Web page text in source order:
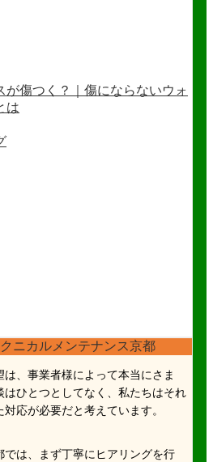
が傷つく？｜傷にならないウォ
は
ニカルメンテナンス京都
、事業者様によって本当にさま
はひとつとしてなく、私たちはそれ
応が必要だと考えています。
は、まず丁寧にヒアリングを行